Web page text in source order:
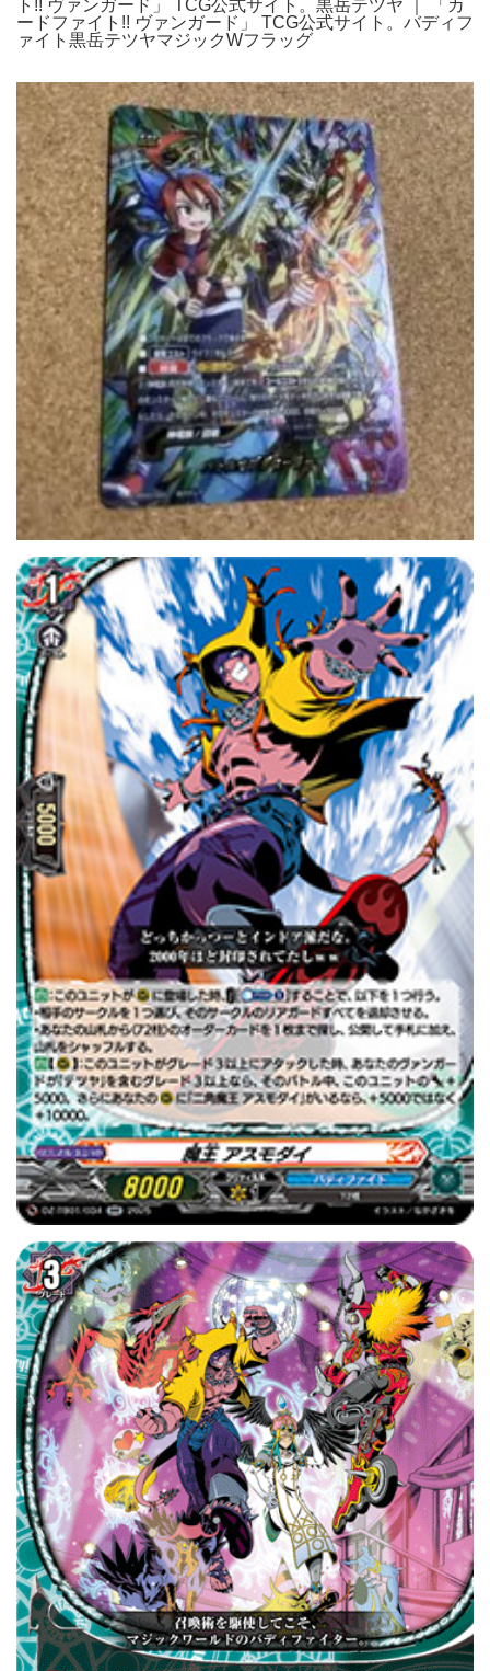
ト!! ヴァンガード」 TCG公式サイト。黒岳テツヤ ｜ 「カ
ードファイト!! ヴァンガード」 TCG公式サイト。バディフ
ァイト黒岳テツヤマジックWフラッグ